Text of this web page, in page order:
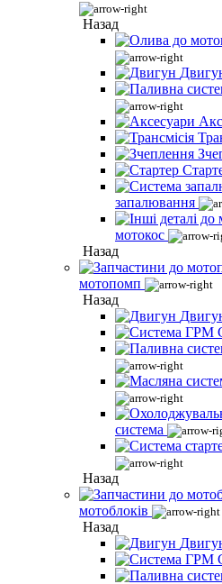
Назад
запалювання
мотокос
Назад
мотопомп
Назад
система
Назад
мотоблоків
Назад